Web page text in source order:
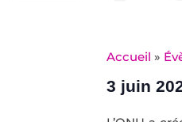
Accueil »
3 juin